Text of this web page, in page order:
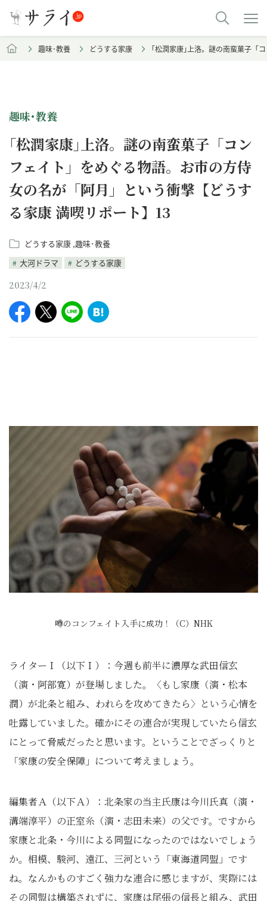
趣味･教養 どうする家康 ｢松潤家康｣上洛。謎の南蛮菓子「
趣味･教養
｢松潤家康｣上洛。謎の南蛮菓子「コン
フェイト」をめぐる物語。お市の方侍
女の名が「阿月」という衝撃【どうす
る家康 満喫リポート】13
どうする家康 趣味･教養
大河ドラマ
どうする家康
2023/4/2
噂のコンフェイト入手に成功！（C）NHK
ライターＩ（以下Ｉ）：今週も前半に濃厚な武田信玄
（演・阿部寛）が登場しました。〈もし家康（演・松本
潤）が北条と組み、われらを攻めてきたら〉という心情を
吐露していました。確かにその連合が実現していたら信玄
にとって脅威だったと思います。ということでざっくりと
「家康の安全保障」について考えましょう。
編集者Ａ（以下Ａ）：北条家の当主氏康は今川氏真（演・
溝端淳平）の正室糸（演・志田未来）の父です。ですから
家康と北条・今川による同盟になったのではないでしょう
か。相模、駿河、遠江、三河という「東海道同盟」です
ね。なんかものすごく強力な連合に感じますが、実際には
その同盟は構築されずに、家康は尾張の信長と組み、武田